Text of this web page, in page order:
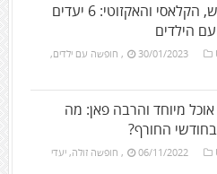
המפתיע, המרגש, הקלאסי והאקזוטי: 6 יעדים
הילדים
30/01/2023
, חופשה עם ילדים,
אוכל מיוחד והרבה פאן: מה
החורף?
06/11/2022
, חופשה זולה, יעדי